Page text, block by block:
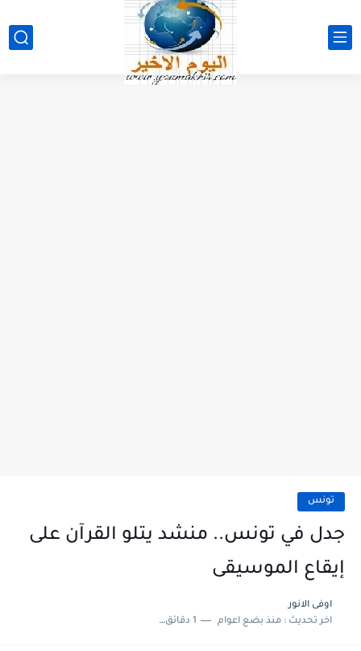
تونس
جدل في تونس.. منشد يتلو القرآن على
إيقاع الموسيقى
اوفى الانور
اخر تحديث :منذ بضع اعوام 1 دقائق للقراءة